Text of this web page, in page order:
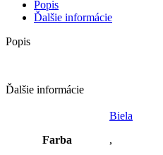
Popis
Ďalšie informácie
Popis
Ďalšie informácie
Farba
Biela
,